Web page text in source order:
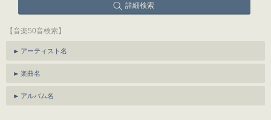
詳細検索
【音楽50音検索】
アーティスト名
楽曲名
アルバム名